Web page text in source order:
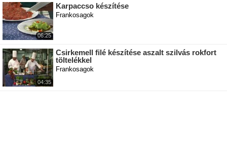
06:25
Karpaccso készítése
Frankosagok
04:35
Csirkemell filé készítése aszalt szilvás rokfort
töltelékkel
Frankosagok